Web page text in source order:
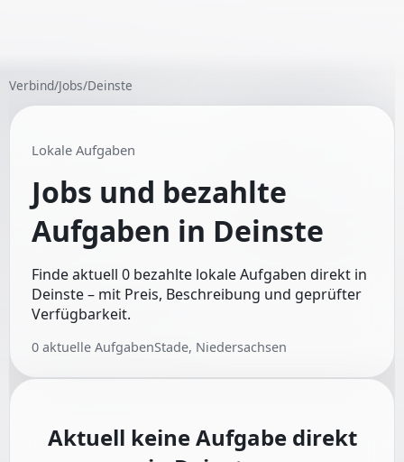
Verbind/Jobs/Deinste
Lokale Aufgaben
Jobs und bezahlte
Aufgaben in Deinste
Finde aktuell 0 bezahlte lokale Aufgaben direkt in
Deinste – mit Preis, Beschreibung und geprüfter
Verfügbarkeit.
0 aktuelle AufgabenStade, Niedersachsen
Aktuell keine Aufgabe direkt